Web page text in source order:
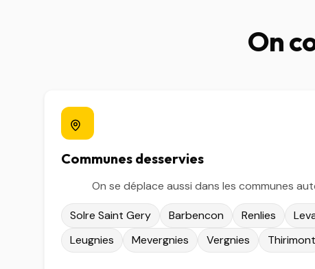
On
Communes desservies
On se déplace aussi dans les communes
Solre Saint Gery Barbencon Renlies
Leugnies
Mevergnies Vergnies Thirimont